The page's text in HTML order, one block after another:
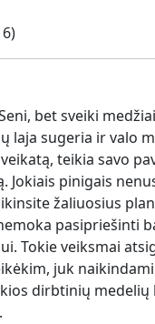
bet sveiki
laja sugeria ir valo
teikia savo
Jokiais pinigais
žaliuosius
pasipriešinti
Tokie veiksmai
juk
dirbtinių